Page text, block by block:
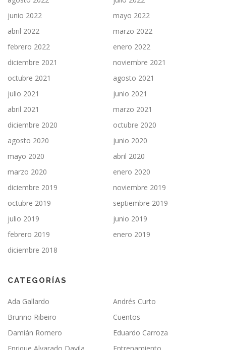
junio 2022
mayo 2022
abril 2022
marzo 2022
febrero 2022
enero 2022
diciembre 2021
noviembre 2021
octubre 2021
agosto 2021
julio 2021
junio 2021
abril 2021
marzo 2021
diciembre 2020
octubre 2020
agosto 2020
junio 2020
mayo 2020
abril 2020
marzo 2020
enero 2020
diciembre 2019
noviembre 2019
octubre 2019
septiembre 2019
julio 2019
junio 2019
febrero 2019
enero 2019
diciembre 2018
CATEGORÍAS
Ada Gallardo
Andrés Curto
Brunno Ribeiro
Cuentos
Damián Romero
Eduardo Carroza